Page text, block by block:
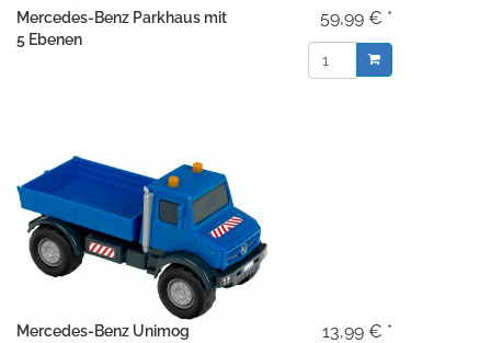
Mercedes-Benz Parkhaus mit
5 Ebenen
59,99 € *
Mercedes-Benz Unimog
13,99 € *